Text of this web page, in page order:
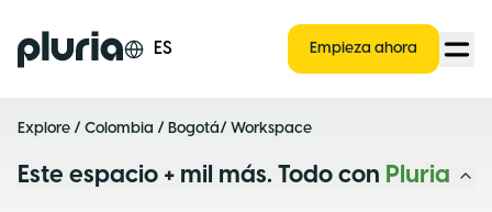
Logo Pluria ES Empieza ahora
Explore / Colombia / Bogotá/ Workspace
Este espacio + mil más. Todo con Pluria